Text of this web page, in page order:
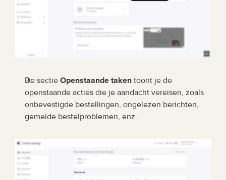
De sectie Openstaande taken toont je de
openstaande acties die je aandacht vereisen, zoals
onbevestigde bestellingen, ongelezen berichten,
gemelde bestelproblemen, enz.